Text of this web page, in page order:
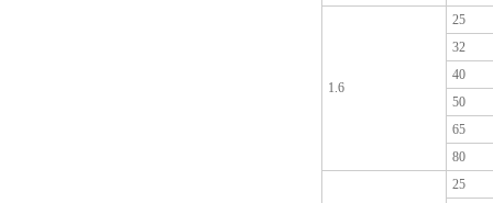
1.6
25
32
40
50
65
80
25